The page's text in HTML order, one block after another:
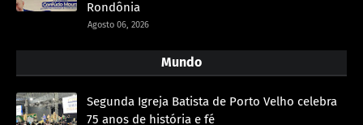
Rondônia
Agosto 06, 2026
Mundo
Segunda Igreja Batista de Porto Velho celebra
75 anos de história e fé